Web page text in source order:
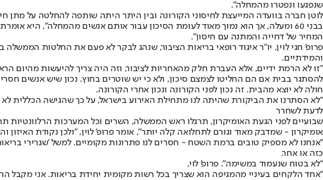
שנפגעו ונפטרו מהמחלה".
לוטן חברה בוועדה המייעצת לחיסוני הקורונה ובין היתר היתה שותפה להחלטה על
בבני 60 ומעלה, אך הוא נמוך מאוד לעומת הסיכון עבור אותם אנשים מהמחלה",
המחיר של דחייה והמתנה עם חיסון".
פרופ' חגי לוין, יו"ר איגוד רופאי בריאות הציבור, שנהג לבקר לא פעם את החלטות
והמידתיים.
"זו לא הרמת ידיים, אלא העברת חלק מהאחריות לציבור, וזה היה צריך להיעשות מהיום
להסתגר בבית אם הם החליטו לצמצם סיכון, ולא כי יש שוטרים בחוץ. נכון שיש אנשים
חולה לא יוצא מהבית. זה נכון לפני הקורונה ונכון אחרי הקורונה.
"לא הסתרנו את הביקורת שהיתה לנו מתחילת האירוע בישראל, על כך שהגישה הכללית
לדעת לשחרר
שבועיים לפני הגעת האומיקרון, תרגלו ראש הממשלה, השרים וכל המערכות הרלוונטיות
אומיקרון - שמדבק מאוד וגורם לתחלואה קלה יותר", אומר פרופ' לוין, "ולכן נקודת
"אנחנו לא מספיק טובים ברמת השטח - חסרים לנו פתרונות מקומיים. למשל 'שגרירי
כזה או אחר.
"לא בטוח שנעמוד במשימה". פרופ' לוי,
"אחד הלקחים בעיניי מהמגיפה הוא שצריך בכל רשות מקומית יחידת בריאות. אני מקבל